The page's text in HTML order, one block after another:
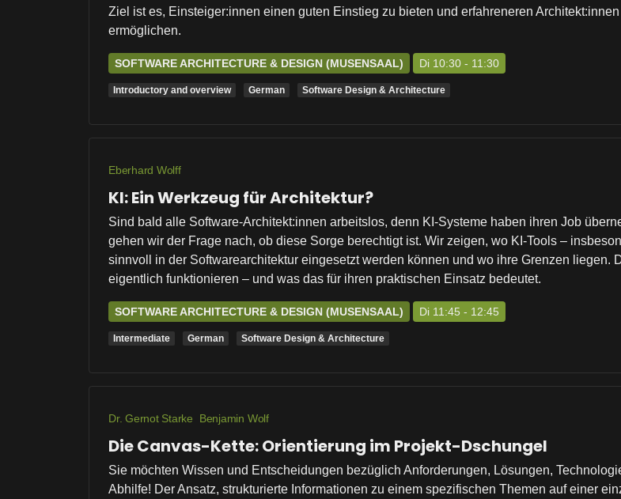
Ziel ist es, Einsteiger:innen einen guten Einstieg zu bieten und erfahreneren
ermöglichen.
SOFTWARE ARCHITECTURE & DESIGN (MUSENSAAL) Di 10:30 - 11:30
Introductory and overview German Software Design & Architecture
Eberhard Wolff
KI: Ein Werkzeug für Architektur?
Sind bald alle Software-Architekt:innen arbeitslos, denn KI-Systeme haben ihren Job
gehen wir der Frage nach, ob diese Sorge berechtigt ist. Wir zeigen, wo KI-Tools –
sinnvoll in der Softwarearchitektur eingesetzt werden können und wo ihre Grenzen liegen.
eigentlich funktionieren – und was das für ihren praktischen Einsatz bedeutet.
SOFTWARE ARCHITECTURE & DESIGN (MUSENSAAL) Di 11:45 - 12:45
Intermediate German Software Design & Architecture
Dr. Gernot Starke Benjamin Wolf
Die Canvas-Kette: Orientierung im Projekt-Dschungel
Sie möchten Wissen und Entscheidungen bezüglich Anforderungen, Lösungen,
Abhilfe! Der Ansatz, strukturierte Informationen zu einem spezifischen Themen auf einer